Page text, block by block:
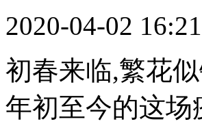
2020-04-02
初春来临,繁花
年初至今的这